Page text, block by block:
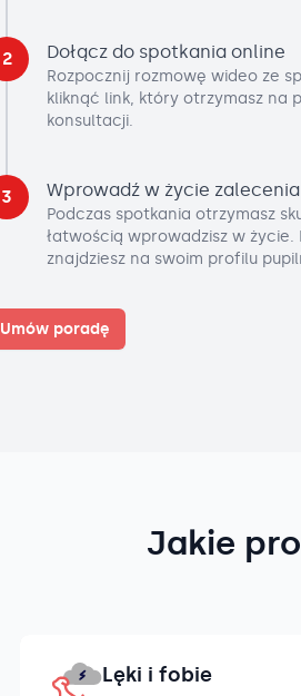
2 Dołącz do spotkania online
Rozpocznij rozmowę wideo ze
kliknąć link, który otrzymasz na
konsultacji.
3 Wprowadź w życie zalecenia
Podczas spotkania otrzymasz
łatwością wprowadzisz w
znajdziesz na swoim profilu
Umów poradę
Jakie
Lęki i fobie